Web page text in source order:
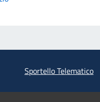
Sportello Telematico